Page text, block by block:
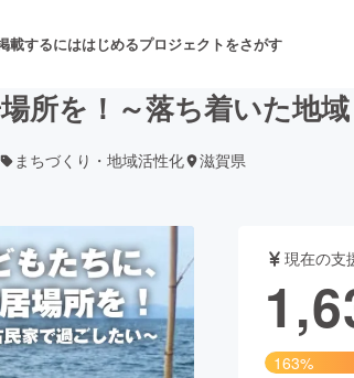
載するにははじめるプロジェクトをさがす
舞台・パフォーマンス
フード・飲食店
所を！～落ち着いた地
まちづくり・地域活性化 滋賀県
現在の支
163%